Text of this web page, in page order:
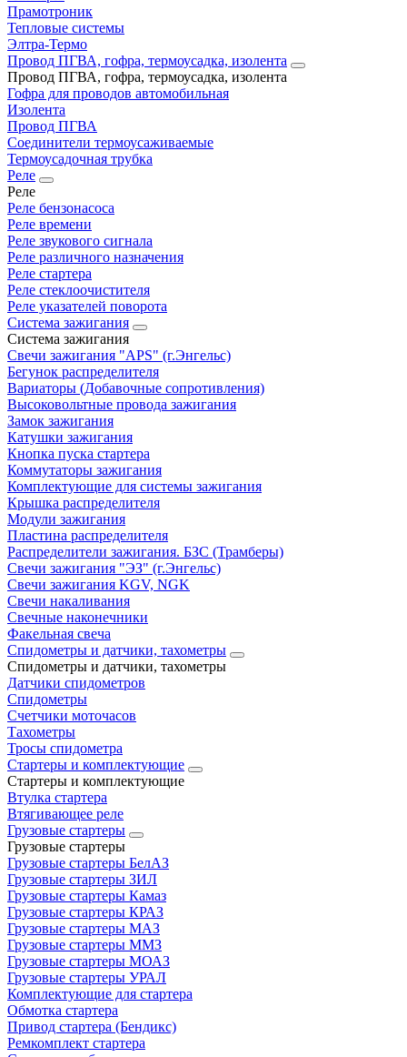
Прамотроник
Тепловые системы
Элтра-Термо
Провод ПГВА, гофра, термоусадка, изолента
Провод ПГВА, гофра, термоусадка, изолента
Гофра для проводов автомобильная
Изолента
Провод ПГВА
Соединители термоусаживаемые
Термоусадочная трубка
Реле
Реле
Реле бензонасоса
Реле времени
Реле звукового сигнала
Реле различного назначения
Реле стартера
Реле стеклоочистителя
Реле указателей поворота
Система зажигания
Система зажигания
Свечи зажигания "APS" (г.Энгельс)
Бегунок распределителя
Вариаторы (Добавочные сопротивления)
Высоковольтные провода зажигания
Замок зажигания
Катушки зажигания
Кнопка пуска стартера
Коммутаторы зажигания
Комплектующие для системы зажигания
Крышка распределителя
Модули зажигания
Пластина распределителя
Распределители зажигания. БЗС (Трамберы)
Свечи зажигания "ЭЗ" (г.Энгельс)
Свечи зажигания KGV, NGK
Свечи накаливания
Свечные наконечники
Факельная свеча
Спидометры и датчики, тахометры
Спидометры и датчики, тахометры
Датчики спидометров
Спидометры
Счетчики моточасов
Тахометры
Тросы спидометра
Стартеры и комплектующие
Стартеры и комплектующие
Втулка стартера
Втягивающее реле
Грузовые стартеры
Грузовые стартеры
Грузовые стартеры БелАЗ
Грузовые стартеры ЗИЛ
Грузовые стартеры Камаз
Грузовые стартеры КРАЗ
Грузовые стартеры МАЗ
Грузовые стартеры ММЗ
Грузовые стартеры МОАЗ
Грузовые стартеры УРАЛ
Комплектующие для стартера
Обмотка стартера
Привод стартера (Бендикс)
Ремкомплект стартера